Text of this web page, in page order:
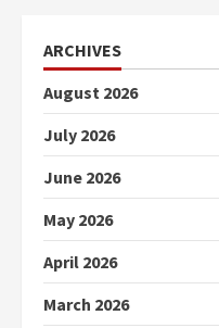
ARCHIVES
August 2026
July 2026
June 2026
May 2026
April 2026
March 2026